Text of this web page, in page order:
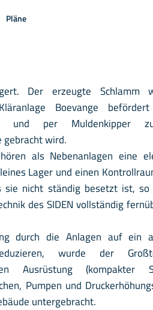
Pläne
Der erzeugte Schlamm
Boevange
und per Muldenkipper
gebracht wird.
als Nebenanlagen eine
Lager und einen
sie nicht ständig besetzt ist, so
des SIDEN vollständig
durch die Anlagen auf ein
wurde der
Ausrüstung (kompakter
Pumpen und
untergebracht.